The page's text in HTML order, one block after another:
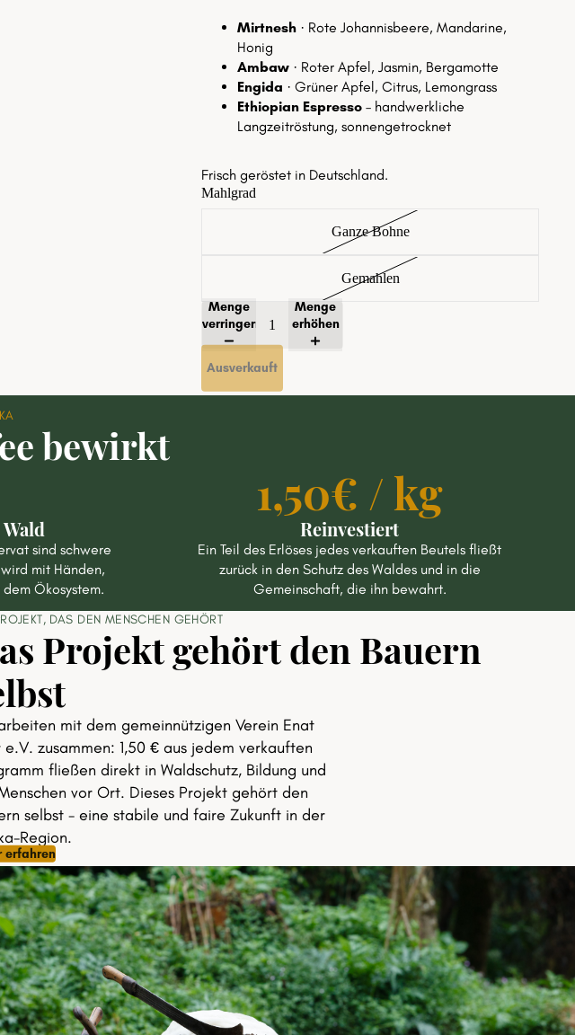
Mirtnesh · Rote Johannisbeere, Mandarine,
Honig
Ambaw · Roter Apfel, Jasmin, Bergamotte
Engida · Grüner Apfel, Citrus, Lemongrass
Ethiopian Espresso – handwerkliche
Langzeitröstung, sonnengetrocknet
Frisch geröstet in Deutschland.
Mahlgrad
Ganze Bohne
Gemahlen
Menge
verringern
Menge
erhöhen
Ausverkauft
bewirkt
sind schwere
mit Händen,
Ökosystem.
1,50€ / kg
Reinvestiert
Ein Teil des Erlöses jedes verkauften Beutels fließt
zurück in den Schutz des Waldes und in die
Gemeinschaft, die ihn bewahrt.
DAS DEN MENSCHEN GEHÖRT
Projekt gehört den Bauern
mit dem gemeinnützigen Verein Enat
zusammen: 1,50 € aus jedem verkauften
fließen direkt in Waldschutz, Bildung und
vor Ort. Dieses Projekt gehört den
selbst - eine stabile und faire Zukunft in der
Region.
erfahren